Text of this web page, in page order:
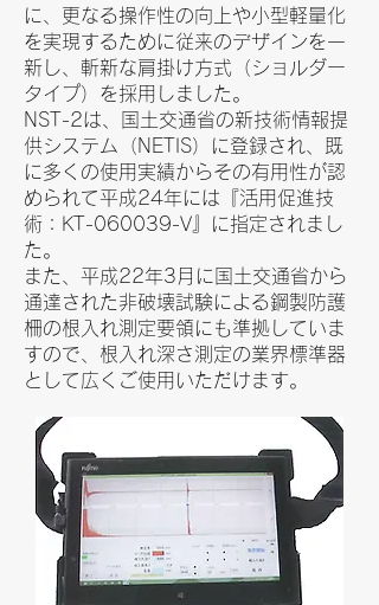
に、更なる操作性の向上や小型軽量化
を実現するために従来のデザインを一
新し、斬新な肩掛け方式（ショルダー
タイプ）を採用しました。
NST-2は、国土交通省の新技術情報提
供システム（NETIS）に登録され、既
に多くの使用実績からその有用性が認
められて平成24年には『活用促進技
術：KT-060039-V』に指定されまし
た。
また、平成22年3月に国土交通省から
通達された非破壊試験による鋼製防護
柵の根入れ測定要領にも準拠していま
すので、根入れ深さ測定の業界標準器
として広くご使用いただけます。